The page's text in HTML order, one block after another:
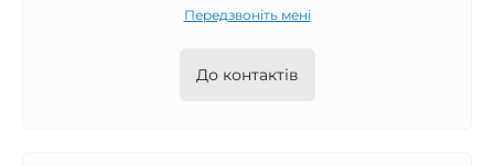
Передзвоніть мені
До контактів